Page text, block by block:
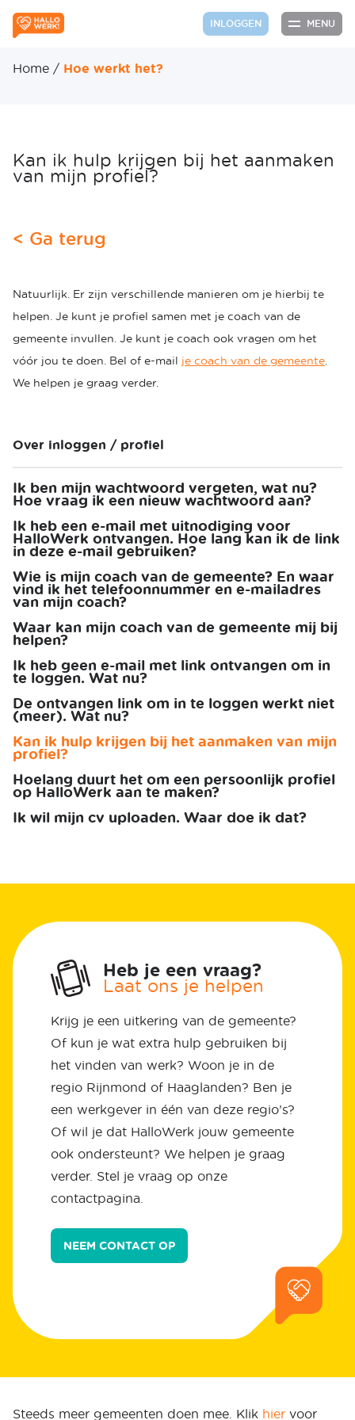
INLOGGEN MENU
Home / Hoe werkt het?
Kan ik hulp krijgen bij het aanmaken
van mijn profiel?
< Ga terug
Natuurlijk. Er zijn verschillende manieren om je hierbij te
helpen. Je kunt je profiel samen met je coach van de
gemeente invullen. Je kunt je coach ook vragen om het
vóór jou te doen. Bel of e-mail je coach van de gemeente.
We helpen je graag verder.
Over inloggen / profiel
Ik ben mijn wachtwoord vergeten, wat nu?
Hoe vraag ik een nieuw wachtwoord aan?
Ik heb een e-mail met uitnodiging voor
HalloWerk ontvangen. Hoe lang kan ik de link
in deze e-mail gebruiken?
Wie is mijn coach van de gemeente? En waar
vind ik het telefoonnummer en e-mailadres
van mijn coach?
Waar kan mijn coach van de gemeente mij bij
helpen?
Ik heb geen e-mail met link ontvangen om in
te loggen. Wat nu?
De ontvangen link om in te loggen werkt niet
(meer). Wat nu?
Kan ik hulp krijgen bij het aanmaken van mijn
profiel?
Hoelang duurt het om een persoonlijk profiel
op HalloWerk aan te maken?
Ik wil mijn cv uploaden. Waar doe ik dat?
Heb je een vraag?
Laat ons je helpen
Krijg je een uitkering van de gemeente?
Of kun je wat extra hulp gebruiken bij
het vinden van werk? Woon je in de
regio Rijnmond of Haaglanden? Ben je
een werkgever in één van deze regio’s?
Of wil je dat HalloWerk jouw gemeente
ook ondersteunt? We helpen je graag
verder. Stel je vraag op onze
contactpagina.
NEEM CONTACT OP
Steeds meer gemeenten doen mee. Klik hier voor